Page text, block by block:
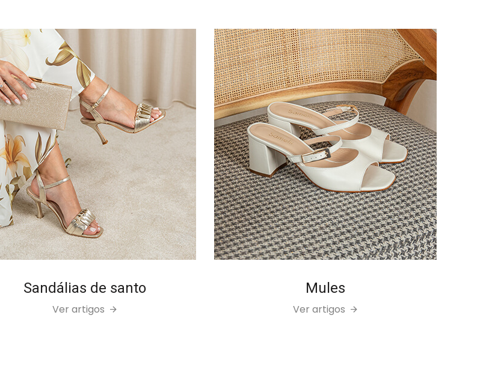
Sandálias de santo
Ver artigos
Mules
Ver artigos